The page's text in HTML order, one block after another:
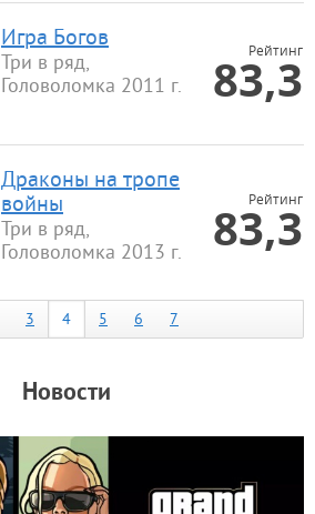
Игра Богов
Три в ряд,
Головоломка 2011 г.
Рейтинг
83,3
Драконы на тропе
войны
Три в ряд,
Головоломка 2013 г.
Рейтинг
83,3
3 4 5 6 7
Новости